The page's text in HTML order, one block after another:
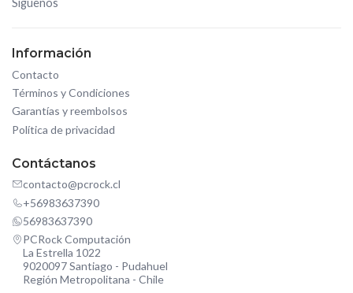
Síguenos
Información
Contacto
Términos y Condiciones
Garantías y reembolsos
Política de privacidad
Contáctanos
contacto@pcrock.cl
+56983637390
56983637390
PCRock Computación
La Estrella 1022
9020097 Santiago - Pudahuel
Región Metropolitana - Chile